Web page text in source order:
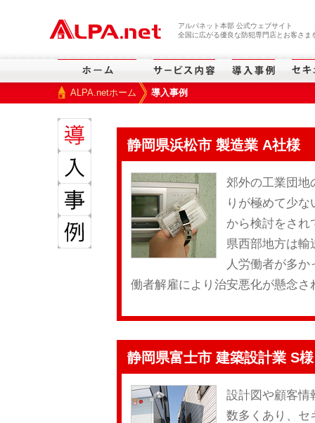
アルパネット本部 公式ウェブサイト
全国に広がる優良な防犯専門店とお客さ
ALPA.netホーム
導入事例
静岡県浜松市 製造業 A社様
郊外の工業団地
りが極めて少
から検討をされ
県西部地方は輸
人労働者が多
働者解雇により治安悪化が懸念
静岡県富士市 建築設計業 S様
設計図や顧客情
数多くあり、セ